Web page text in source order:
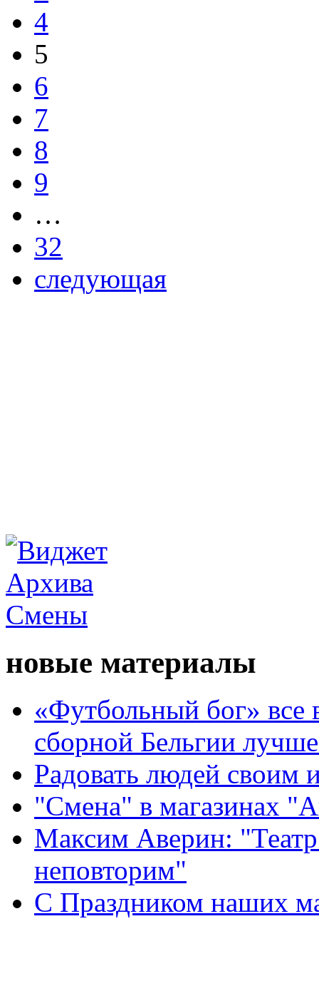
4
5
6
7
8
9
…
32
следующая
новые материалы
«Футбольный бог» все
сборной Бельгии
Радовать людей своим
"Смена" в магазинах
Максим Аверин:
неповторим"
С Праздником наших